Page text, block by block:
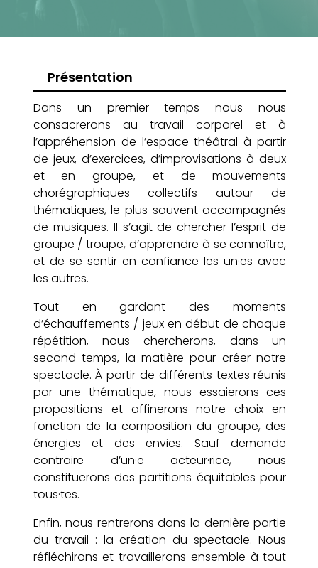
Présentation
Dans un premier temps nous nous
consacrerons au travail corporel et à
l’appréhension de l’espace théâtral à partir
de jeux, d’exercices, d’improvisations à deux
et en groupe, et de mouvements
chorégraphiques collectifs autour de
thématiques, le plus souvent accompagnés
de musiques.
Il s’agit de chercher l’esprit de
groupe / troupe, d’apprendre à se connaître,
et de se sentir en confiance les un·esavec
les autres.
Tout en gardant des moments
d’échauffements / jeux en début de chaque
répétition, nous chercherons, dans un
second temps, la matière pour créer notre
spectacle. À partir de différents textes réunis
par une thématique, nous essaierons ces
propositions et affinerons notre choix en
fonction de la composition du groupe, des
énergies et des envies. Sauf demande
contraire d’un·e acteur·rice, nous
constituerons des partitions équitables pour
tous·tes.
Enfin, nous rentrerons dans la dernière partie
du travail : la création du spectacle. Nous
réfléchirons et travaillerons ensemble à tout